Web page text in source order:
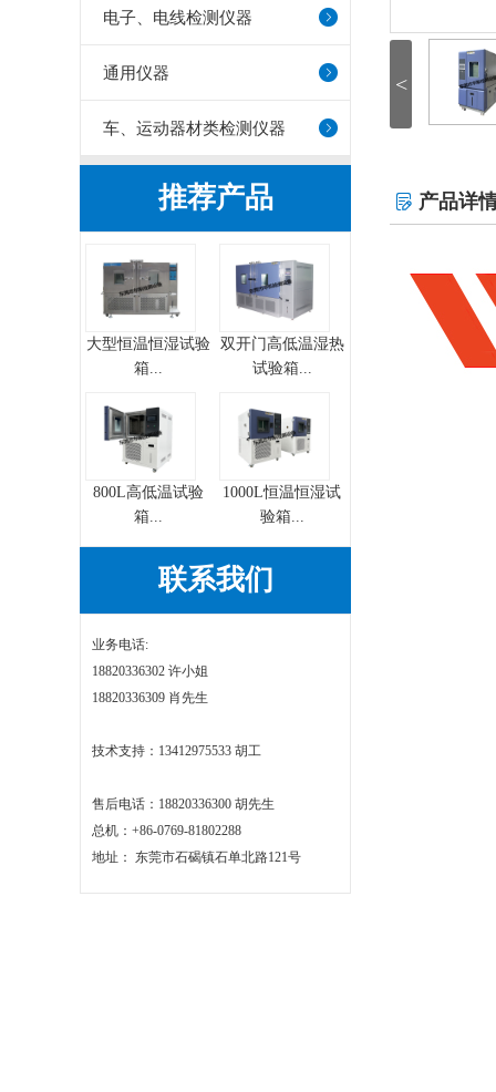
电子、电线检测仪器
通用仪器
车、运动器材类检测仪器
推荐产品
大型恒温恒湿试验
箱...
双开门高低温湿热
试验箱...
800L高低温试验
箱...
1000L恒温恒湿试
验箱...
联系我们
业务电话:
18820336302 许小姐
18820336309 肖先生
技术支持：13412975533 胡工
售后电话：18820336300 胡先生
总机：+86-0769-81802288
地址： 东莞市石碣镇石单北路121号
<
 产品详